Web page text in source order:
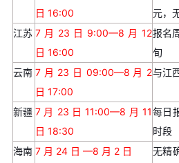
日 16:00
元，
江苏 7 月 23 日 9:00—8 月 12
日 16:00
报名
旬
云南 7 月 23 日 09:00—8 月 2
日 17:00
与江
新疆 7 月 23 日 11:00—8 月 11
日 18:30
每日
时段
海南 7 月 24 日 —8 月 2 日
无精